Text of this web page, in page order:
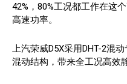
42%，80%工况都工作在这
高速功率。
上汽荣威D5X采用DHT-2混
混动结构，带来全工况高效